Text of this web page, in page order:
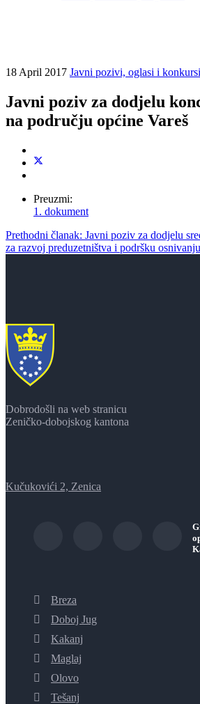
18 April 2017 Javni pozivi, oglasi i konkursi
Javni poziv za dodjelu
na području općine Vareš
Preuzmi:
1. dokument
Prethodni članak: Javni poziv za dodjelu
za razvoj preduzetništva i podršku
Dobrodošli na web stranicu
Zeničko-dobojskog kantona
Kučukovići 2, Zenica
Breza
Doboj Jug
Kakanj
Maglaj
Olovo
Tešanj